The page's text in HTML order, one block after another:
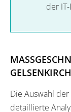
der
Die Auswahl
detaillierte